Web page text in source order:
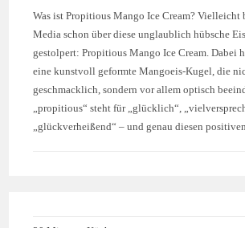
Was ist Propitious Mango Ice Cream? Vielleicht
Media schon über diese unglaublich hübsche
gestolpert: Propitious Mango Ice Cream. Dabei
eine kunstvoll geformte Mangoeis-Kugel, die
geschmacklich, sondern vor allem optisch
„propitious“ steht für „glücklich“,
„glückverheißend“ – und genau diesen